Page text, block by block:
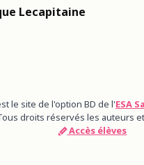
Lecapitaine
le site de l'option BD de l'ESA
droits réservés les auteurs et
Accès élèves